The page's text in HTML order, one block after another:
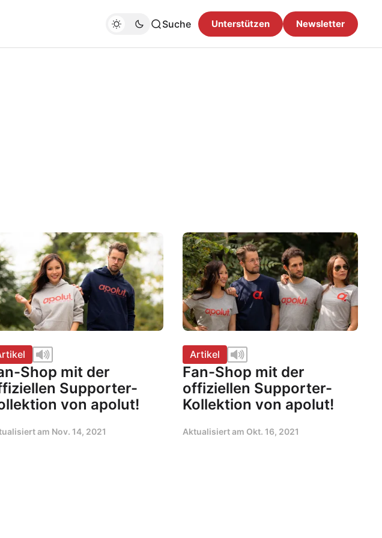
Suche Unterstützen Newsletter
Shop mit der
Supporter-
von apolut!
am Nov. 14, 2021
Artikel
Fan-Shop mit der
offiziellen Supporter-
Kollektion von apolut!
Aktualisiert am Okt. 16, 2021